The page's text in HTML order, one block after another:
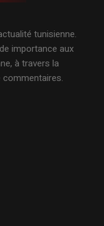
tunisienne.
importance aux
à travers la
commentaires.